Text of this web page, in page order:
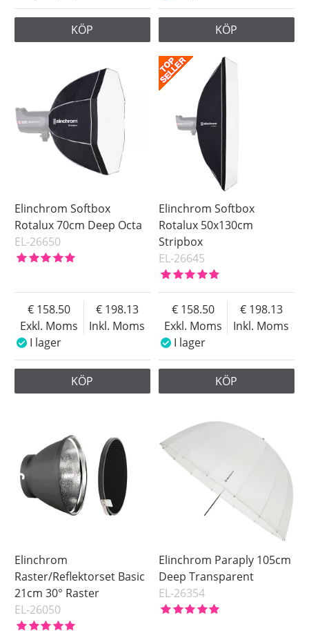
KÖP KÖP
Elinchrom Softbox
Rotalux 70cm Deep Octa
EL-26650
Exkl. Moms
158.50
Inkl. Moms
198.13
I lager
KÖP
Elinchrom Softbox
Rotalux 50x130cm
Stripbox
EL-26645
Exkl. Moms
158.50
Inkl. Moms
198.13
I lager
KÖP
Elinchrom
Raster/Reflektorset Basic
21cm 30° Raster
EL-26050
Elinchrom Paraply 105cm
Deep Transparent
EL-26354